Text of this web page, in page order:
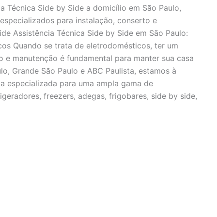
Técnica Side by Side a domicílio em São Paulo,
para instalação, conserto e
Assistência Técnica Side by Side em São Paulo:
Quando se trata de eletrodomésticos, ter um
manutenção é fundamental para manter sua casa
Grande São Paulo e ABC Paulista, estamos à
especializada para uma ampla gama de
freezers, adegas, frigobares, side by side,